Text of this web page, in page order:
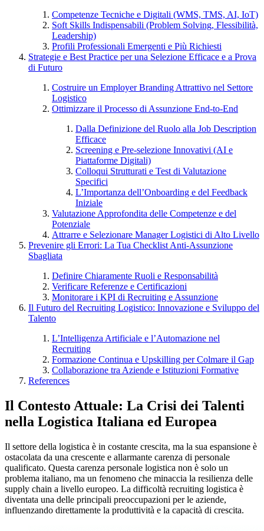
Competenze Tecniche e Digitali (WMS, TMS, AI, IoT)
Soft Skills Indispensabili (Problem Solving, Flessibilità,
Leadership)
Profili Professionali Emergenti e Più Richiesti
Strategie e Best Practice per una Selezione Efficace e a Prova
di Futuro
Costruire un Employer Branding Attrattivo nel Settore
Logistico
Ottimizzare il Processo di Assunzione End-to-End
Dalla Definizione del Ruolo alla Job Description
Efficace
Screening e Pre-selezione Innovativi (AI e
Piattaforme Digitali)
Colloqui Strutturati e Test di Valutazione
Specifici
L’Importanza dell’Onboarding e del Feedback
Iniziale
Valutazione Approfondita delle Competenze e del
Potenziale
Attrarre e Selezionare Manager Logistici di Alto Livello
Prevenire gli Errori: La Tua Checklist Anti-Assunzione
Sbagliata
Definire Chiaramente Ruoli e Responsabilità
Verificare Referenze e Certificazioni
Monitorare i KPI di Recruiting e Assunzione
Il Futuro del Recruiting Logistico: Innovazione e Sviluppo del
Talento
L’Intelligenza Artificiale e l’Automazione nel
Recruiting
Formazione Continua e Upskilling per Colmare il Gap
Collaborazione tra Aziende e Istituzioni Formative
References
Il Contesto Attuale: La Crisi dei Talenti
nella Logistica Italiana ed Europea
Il settore della logistica è in costante crescita, ma la sua espansione è
ostacolata da una crescente e allarmante carenza di personale
qualificato. Questa carenza personale logistica non è solo un
problema italiano, ma un fenomeno che minaccia la resilienza delle
supply chain a livello europeo. La difficoltà recruiting logistica è
diventata una delle principali preoccupazioni per le aziende,
influenzando direttamente la produttività e la capacità di crescita.